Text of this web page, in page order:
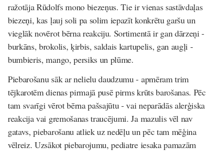
ražotājaRūdolfsmono biezeņus. Tie ir vienas sastāvdaļas
biezeņi, kas ļauj soli pa solim iepazīt konkrētu garšu un
vieglāk novērot bērna reakciju. Sortimentā ir gan dārzeņi -
burkāns, brokolis, ķirbis, saldais kartupelis, gan augļi -
bumbieris, mango, persiks un plūme.
Piebarošanu sāk ar nelielu daudzumu - apmēram trim
tējkarotēm dienas pirmajā pusē pirms krūts barošanas. Pēc
tam svarīgi vērot bērna pašsajūtu - vai neparādās alerģiska
reakcija vai gremošanas traucējumi. Ja mazulis vēl nav
gatavs, piebarošanu atliek uz nedēļu un pēc tam mēģina
vēlreiz. Uzsākot piebarojumu, pediatre iesaka pamazām